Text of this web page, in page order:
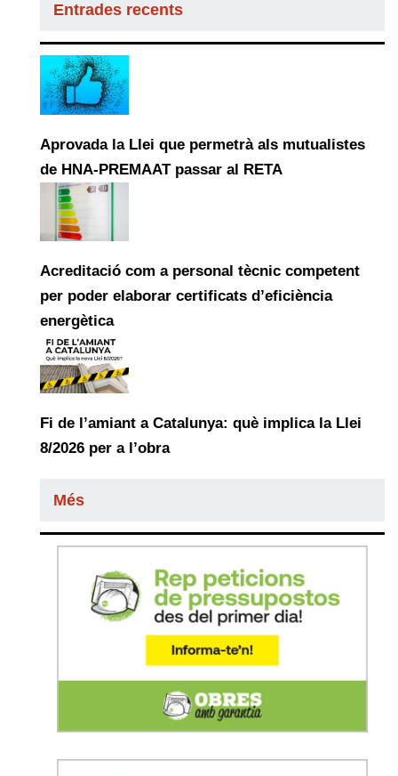
Entrades recents
Aprovada la Llei que permetrà als mutualistes
de HNA-PREMAAT passar al RETA
Acreditació com a personal tècnic competent
per poder elaborar certificats d’eficiència
energètica
Fi de l’amiant a Catalunya: què implica la Llei
8/2026 per a l’obra
Més